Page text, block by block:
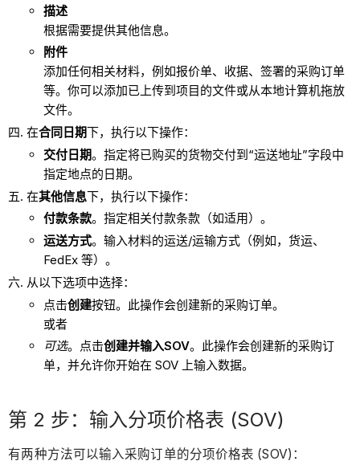
描述
根据需要提供其他信息。
附件
添加任何相关材料，例如报价单、收据、签署的采购订单
等。你可以添加已上传到项目的文件或从本地计算机拖放
文件。
在合同日期下，执行以下操作：
交付日期。指定将已购买的货物交付到“运送地址”字段中
指定地点的日期。
在其他信息下，执行以下操作：
付款条款。指定相关付款条款（如适用）。
运送方式。输入材料的运送/运输方式（例如，货运、
FedEx 等）。
从以下选项中选择：
点击创建按钮。此操作会创建新的采购订单。
或者
可选。点击创建并输入SOV。此操作会创建新的采购订
单，并允许你开始在 SOV 上输入数据。
第 2 步：输入分项价格表 (SOV)
有两种方法可以输入采购订单的分项价格表 (SOV)：